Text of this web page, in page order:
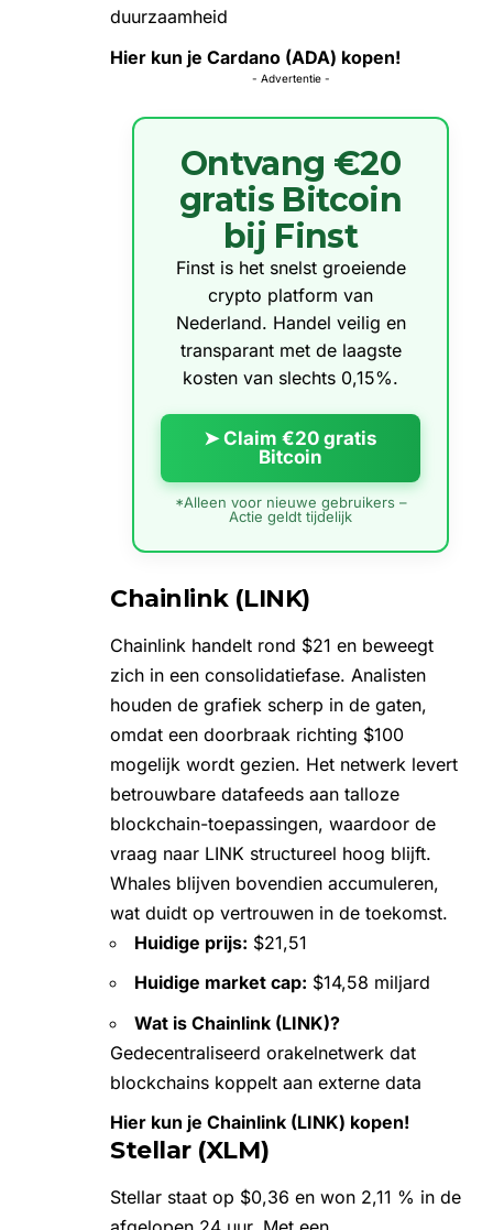
duurzaamheid
Hier kun je Cardano (ADA) kopen!
- Advertentie -
Ontvang €20
gratis Bitcoin
bij Finst
Finst is het snelst groeiende
crypto platform van
Nederland. Handel veilig en
transparant met de laagste
kosten van slechts 0,15%.
➤ Claim €20 gratis
Bitcoin
*Alleen voor nieuwe gebruikers –
Actie geldt tijdelijk
Chainlink (LINK)
Chainlink handelt rond $21 en beweegt
zich in een consolidatiefase. Analisten
houden de grafiek scherp in de gaten,
omdat een doorbraak richting $100
mogelijk wordt gezien. Het netwerk levert
betrouwbare datafeeds aan talloze
blockchain-toepassingen, waardoor de
vraag naar LINK structureel hoog blijft.
Whales blijven bovendien accumuleren,
wat duidt op vertrouwen in de toekomst.
Huidige prijs: $21,51
Huidige market cap: $14,58 miljard
Wat is Chainlink (LINK)?
Gedecentraliseerd orakelnetwerk dat
blockchains koppelt aan externe data
Hier kun je Chainlink (LINK) kopen!
Stellar (XLM)
Stellar staat op $0,36 en won 2,11 % in de